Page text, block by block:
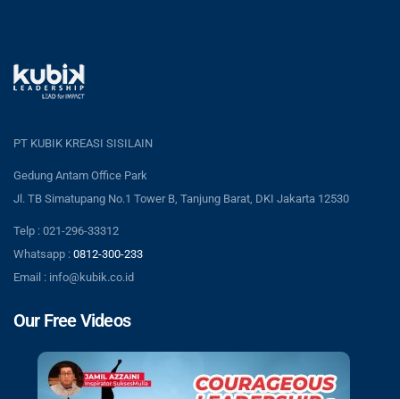
PT KUBIK KREASI SISILAIN
Gedung Antam Office Park
Jl. TB Simatupang No.1 Tower B, Tanjung Barat, DKI Jakarta 12530
Telp : 021-296-33312
Whatsapp : 0812-300-233
Email : info@kubik.co.id
Our Free Videos